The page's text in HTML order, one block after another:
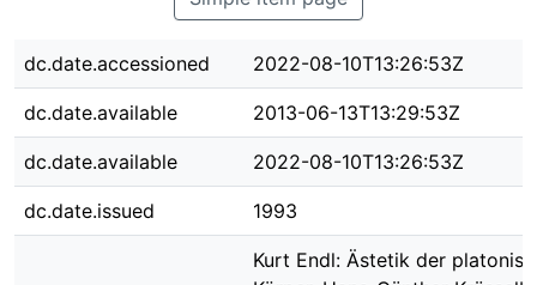
dc.date.accessioned 2022-08-10T13:26:53Z
dc.date.available 2013-06-13T13:29:53Z
dc.date.available 2022-08-10T13:26:53Z
dc.date.issued 1993
Kurt Endl: Ästetik der